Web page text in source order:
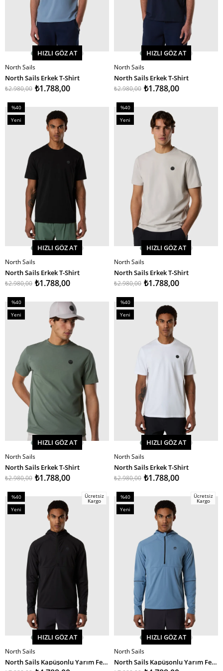
SEPETE EKLE
HIZLI GÖZ AT
North Sails
North Sails Erkek T-Shirt
₺1.788,00
₺2.980,00
SEPETE EKLE
HIZLI GÖZ AT
North Sails
North Sails Erkek T-Shirt
₺1.788,00
₺2.980,00
SEPETE EKLE
%40
İndirim
%40İndirim
Yeni
HIZLI GÖZ AT
North Sails
North Sails Erkek T-Shirt
₺1.788,00
₺2.980,00
SEPETE EKLE
%40
İndirim
%40İndirim
Yeni
HIZLI GÖZ AT
North Sails
North Sails Erkek T-Shirt
₺1.788,00
₺2.980,00
SEPETE EKLE
%40
İndirim
%40İndirim
Yeni
HIZLI GÖZ AT
North Sails
North Sails Erkek T-Shirt
₺1.788,00
₺2.980,00
SEPETE EKLE
%40
İndirim
%40İndirim
Yeni
HIZLI GÖZ AT
North Sails
North Sails Erkek T-Shirt
₺1.788,00
₺2.980,00
SEPETE EKLE
%40
İndirim
%40İndirim
Yeni
Ücretsiz
Kargo
HIZLI GÖZ AT
North Sails
North Sails Kapüşonlu Yarım Fermuarlı Erkek Sweatshirt
SEPETE EKLE
%40
İndirim
%40İndirim
Yeni
Ücretsiz
Kargo
HIZLI GÖZ AT
North Sails
North Sails Kapüşonlu Yarım Fermuarlı Erkek Sweatshirt